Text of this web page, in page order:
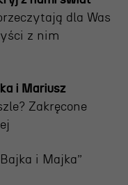
dla Was
z nim
i Mariusz
Zakręcone
i Majka”